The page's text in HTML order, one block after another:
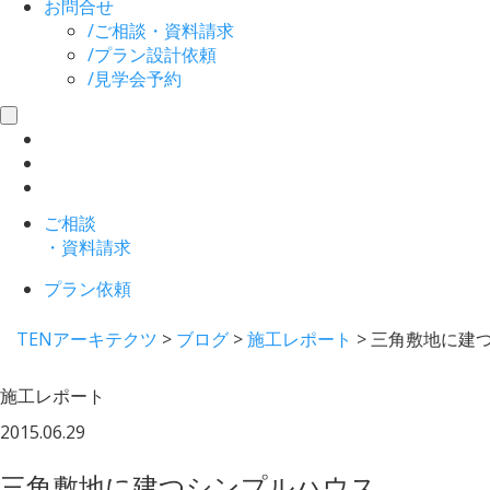
お問合せ
/ご相談・資料請求
/プラン設計依頼
/見学会予約
toggle
navigation
ご相談
・資料請求
プラン依頼
TENアーキテクツ > ブログ >施工レポート >三角敷地に建
施工レポート
2015.06.29